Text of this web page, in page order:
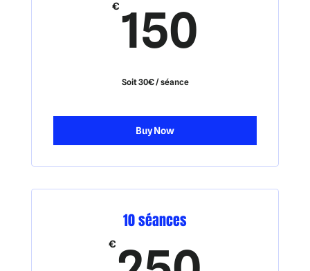
€ 150
Soit 30€ / séance
Buy Now
10 séances
€